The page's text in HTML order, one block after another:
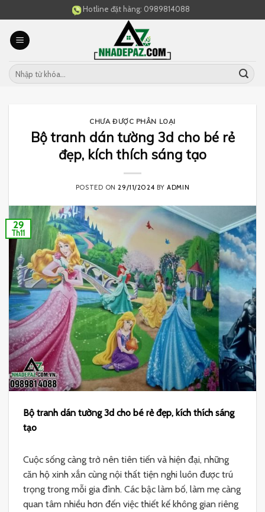
to
content
Hotline đặt hàng: 0989814088
CHƯA ĐƯỢC PHÂN LOẠI
Bộ tranh dán tường 3d cho bé rẻ
đẹp, kích thích sáng tạo
POSTED ON29/11/2024 BYADMIN
29
Th11
Bộ tranh dán tường 3d cho bé rẻ đẹp, kích thích sáng
tạo
Cuộc sống càng trở nên tiên tiến và hiện đại, những
căn hộ xinh xắn cùng nội thất tiện nghi luôn được trú
trọng trong mỗi gia đình. Các bậc làm bố, làm mẹ càng
quan tâm nhiều hơn đến việc thiết kế không gian riêng